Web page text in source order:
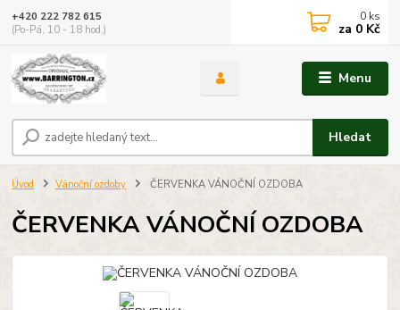
Menu
Hledat
+420 222 782 615
(Po-Pá, 10 - 18 hod.)
0 ks
za 0 Kč
Úvod Vánoční ozdoby ČERVENKA VÁNOČNÍ OZDOBA
ČERVENKA VÁNOČNÍ OZDOBA